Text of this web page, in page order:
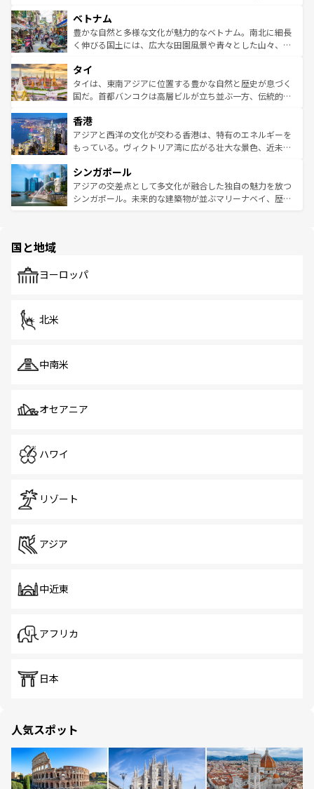
参照してほしい。
容にもいいと評判のスイーツなど、バラエティ豊かな料理
が味わえる。 なお、新着の台湾情報は コンテンツ一覧を参
照してほしい。
き、地方に足を延ばせば四季折々の自然美を楽しむことが
できる。そして、キムチや焼肉、絶品のストリートフード
まで、さまざまな韓国料理が待っている。夜には、韓国な
リティに包まれながら、韓国の多彩な魅力を心ゆくまで味
わってみてほしい。 なお、新着の韓国情報はコンテンツ一
覧を参照してほしい。
ベトナム
豊かな自然と多様な文化が魅力的なベトナム。南北に細長
く伸びる国土には、広大な田園風景や青々とした山々、世
急速な発展と共に伝統が息づく。ハノイの古い町並みやホ
ーチミン市のフランス統治時代の建物も、独特の雰囲気を
醸し出している。また、バラエティの豊かさとおいしさで
とつ。フォーやバインミー、ベトナムコーヒーなどは、ぜ
ひ現地で味わいたい。どの地域を訪れてもあたたかい人々
が旅行者を迎えてくれるので、きっと忘れられない旅にな
参照してほしい。
タイ
タイは、東南アジアに位置する豊かな自然と歴史が息づく
国だ。首都バンコクは高層ビルが立ち並ぶ一方、伝統的な
の活気が交差している。北部ではチェンマイなどの山岳地
帯で自然と触れ合い、南部ではプーケットやクラビの美し
いビーチでリゾート気分を楽しむことができる。タイ料理
激する。気候は一年中温暖で、どの季節にも異なる楽しみ
が待っている。親しみやすいタイの人々、仏教を中心とし
た文化、そして多様な観光資源が、訪れる旅人を魅了し続
香港
アジアと西洋の文化が交わる香港は、特有のエネルギーを
もっている。ヴィクトリア湾に広がる壮大な景色、近未来
み、どこを訪れても感動するはず。観光スポットが密集し
ており、効率よく見どころを回れるのも魅力。息をのむよ
うな絶景から文化的な体験まで、香港を存分に楽しみ尽く
シンガポール
アジアの交差点として多文化が融合した独自の魅力を放つ
シンガポール。未来的な建築物が並ぶマリーナベイ、歴史
で、ホーカーズは地元の風情を楽しめる外せないスポット
国と地域
ヨーロッパ
北米
中南米
オセアニア
ハワイ
リゾート
アジア
中近東
アフリカ
日本
人気スポット